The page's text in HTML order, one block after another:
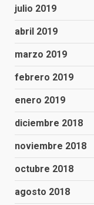
julio 2019
abril 2019
marzo 2019
febrero 2019
enero 2019
diciembre 2018
noviembre 2018
octubre 2018
agosto 2018